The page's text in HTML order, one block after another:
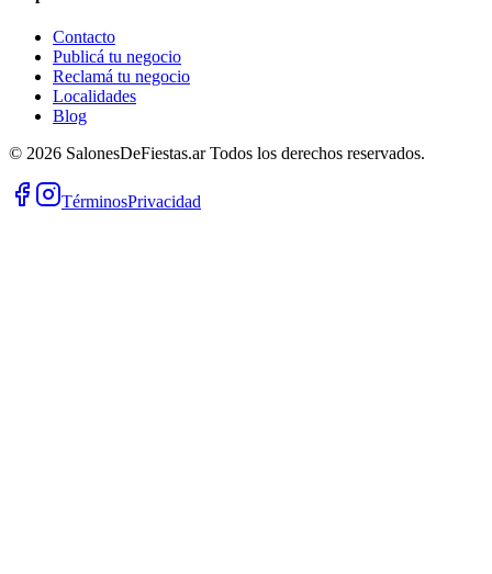
Contacto
Publicá tu negocio
Reclamá tu negocio
Localidades
Blog
© 2026 SalonesDeFiestas.arTodos los derechos reservados.
TérminosPrivacidad